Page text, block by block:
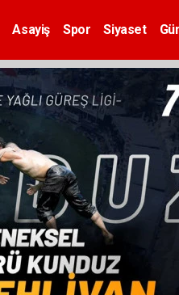
Asayiş Spor Siyaset